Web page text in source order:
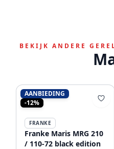
BEKIJK ANDERE
AANBIEDING
-12%
FRANKE
Franke Maris MRG 210
/ 110-72 black edition